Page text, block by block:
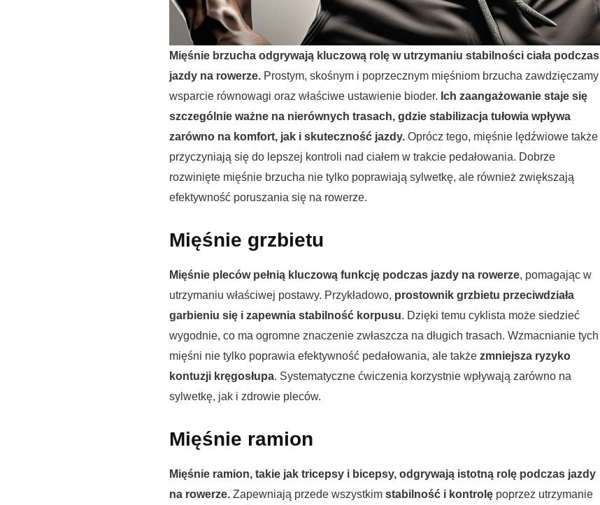
Mięśnie brzucha odgrywają kluczową rolę w utrzymaniu stabilności ciała podczas
jazdy na rowerze. Prostym, skośnym i poprzecznym mięśniom brzucha zawdzięczamy
wsparcie równowagi oraz właściwe ustawienie bioder. Ich zaangażowanie staje się
szczególnie ważne na nierównych trasach, gdzie stabilizacja tułowia wpływa
zarówno na komfort, jak i skuteczność jazdy. Oprócz tego, mięśnie lędźwiowe także
przyczyniają się do lepszej kontroli nad ciałem w trakcie pedałowania. Dobrze
rozwinięte mięśnie brzucha nie tylko poprawiają sylwetkę, ale również zwiększają
efektywność poruszania się na rowerze.
Mięśnie grzbietu
Mięśnie pleców pełnią kluczową funkcję podczas jazdy na rowerze, pomagając w
utrzymaniu właściwej postawy. Przykładowo, prostownik grzbietu przeciwdziała
garbieniu się i zapewnia stabilność korpusu. Dzięki temu cyklista może siedzieć
wygodnie, co ma ogromne znaczenie zwłaszcza na długich trasach. Wzmacnianie tych
mięśni nie tylko poprawia efektywność pedałowania, ale także zmniejsza ryzyko
kontuzji kręgosłupa. Systematyczne ćwiczenia korzystnie wpływają zarówno na
sylwetkę, jak i zdrowie pleców.
Mięśnie ramion
Mięśnie ramion, takie jak tricepsy i bicepsy, odgrywają istotną rolę podczas jazdy
na rowerze. Zapewniają przede wszystkim stabilność i kontrolę poprzez utrzymanie